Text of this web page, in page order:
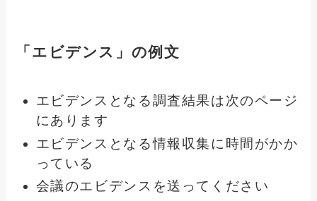
「エビデンス」の例文
エビデンスとなる調査結果は次のページ
にあります
エビデンスとなる情報収集に時間がかか
っている
会議のエビデンスを送ってください